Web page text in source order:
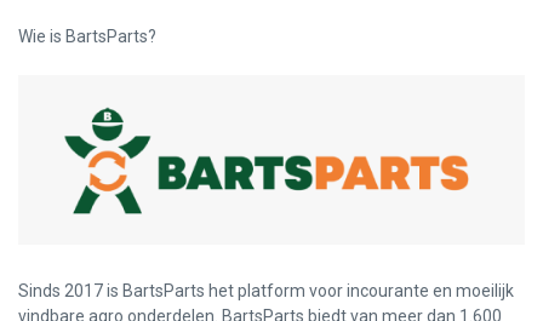
Wie is BartsParts?
Sinds 2017 is BartsParts het platform voor incourante en moeilijk
vindbare agro onderdelen. BartsParts biedt van meer dan 1.600